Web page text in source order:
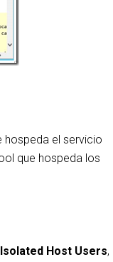
hospeda el servicio
que hospeda los
Host Users,